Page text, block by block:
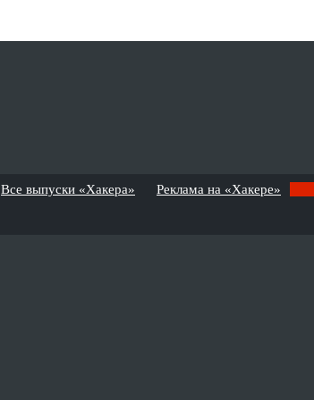
Все выпуски «Хакера» Реклама на «Хакере»